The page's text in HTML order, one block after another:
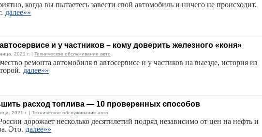
когда вы пытаетесь завести свой автомобиль и ничего не происходит.
далее»»
и у частников – кому доверить железного «коня»
2021 г. | Техническое обслуживание авто
ремонта автомобиля в автосервисе и у частиков на выезде, история из
далее»»
расход топлива — 10 проверенных способов
2021 г. | Техническое обслуживание авто
дорожает несколько десятилетий подряд независимо от цен на нефть и
Это. далее»»